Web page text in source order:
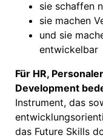
sie schaffen
sie machen
und sie
entwickelbar
Für HR,
Development
Instrument, das
das Future Skills